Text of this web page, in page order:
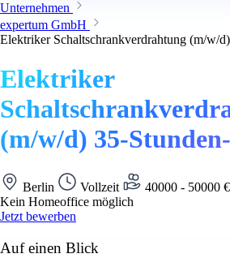
Unternehmen
expertum GmbH
Elektriker Schaltschrankverdrahtung (m/w/
Elektriker
(m/w/d) 35-
Berlin Vollzeit
40000 - 50000
Kein Homeoffice möglich
Jetzt bewerben
Auf einen Blick